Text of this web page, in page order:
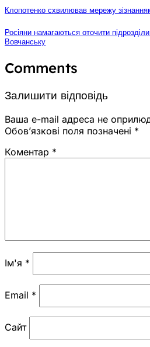
Клопотенко схвилював мережу
Росіяни намагаються оточити
Вовчанську
Comments
Залишити відповідь
Ваша e-mail адреса не
Обов’язкові поля позначені *
Коментар *
Ім'я *
Email *
Сайт